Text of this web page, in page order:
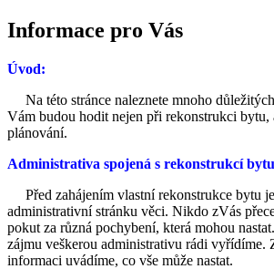
Informace pro Vás
Úvod:
Na této stránce naleznete mnoho
Vám budou hodit nejen při rekonstrukci bytu,
plánování.
Administrativa spojená s rekonstrukcí
Před zahájením vlastní rekonstrukce bytu
administrativní stránku věci. Nikdo zVás
pokut za různá pochybení, která mohou
zájmu veškerou administrativu rádi vyřídíme.
informaci uvádíme, co vše může nastat.